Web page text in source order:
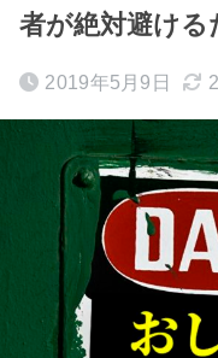
者が絶対避け
2019年5月9日